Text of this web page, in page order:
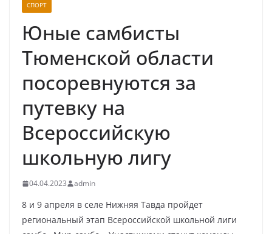
СПОРТ
Юные самбисты
Тюменской области
посоревнуются за
путевку на
Всероссийскую
школьную лигу
04.04.2023 admin
8 и 9 апреля в селе Нижняя Тавда пройдет
региональный этап Всероссийской школьной лиги